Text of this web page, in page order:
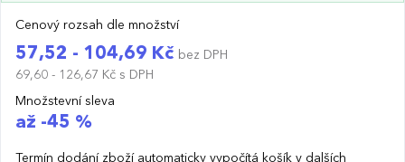
Cenový rozsah dle množství
57,52 - 104,69 Kč bez DPH
69,60 - 126,67 Kč s DPH
Množstevní sleva
až -45 %
Termín dodání zboží automaticky vypočítá košík v dalších